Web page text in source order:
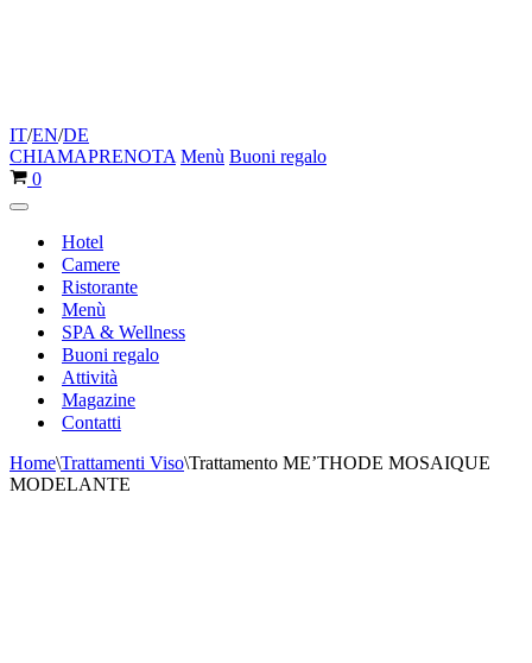
IT/EN/DE
CHIAMAPRENOTA Menù Buoni regalo
Carrello
0
Menu
navigazione
Hotel
Camere
Ristorante
Menù
SPA & Wellness
Buoni regalo
Attività
Magazine
Contatti
Home\Trattamenti Viso\Trattamento ME’THODE MOSAIQUE
MODELANTE